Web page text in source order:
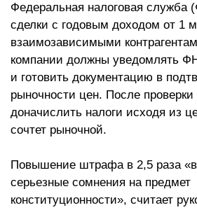
Федеральная налоговая служба
сделки с годовым доходом от 1
взаимозависимыми
компании должны уведомлять
и готовить документацию в
рыночности цен. После
доначислить налоги исходя из
сочтет рыночной.
Повышение штрафа в 2,5 раза
серьезные сомнения на предмет
конституционности», считает